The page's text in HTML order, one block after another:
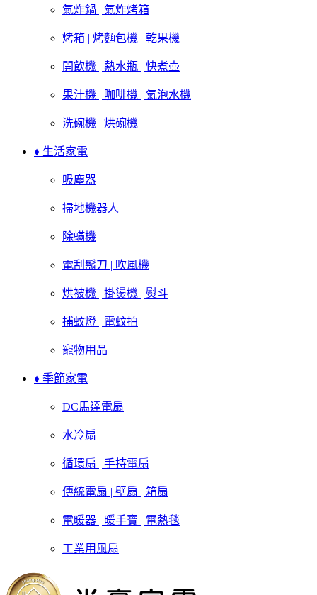
氣炸鍋 | 氣炸烤箱
烤箱 | 烤麵包機 | 乾果機
開飲機 | 熱水瓶 | 快煮壺
果汁機 | 咖啡機 | 氣泡水機
洗碗機 | 烘碗機
♦ 生活家電
吸塵器
掃地機器人
除蟎機
電刮鬍刀 | 吹風機
烘被機 | 掛燙機 | 熨斗
捕蚊燈 | 電蚊拍
寵物用品
♦ 季節家電
DC馬達電扇
水冷扇
循環扇 | 手持電扇
傳統電扇 | 壁扇 | 箱扇
電暖器 | 暖手寶 | 電熱毯
工業用風扇